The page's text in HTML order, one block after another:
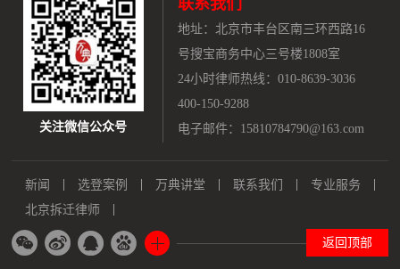
关注微信公众号
地址： 北京市丰台区南三环西路16
号搜宝商务中心三号楼1808室
24小时律师热线：010-8639-3036
400-150-9288
电子邮件：15810784790@163.com
新闻 选登案例 万典讲堂 联系我们
专业服务
北京拆迁律师
返回顶部